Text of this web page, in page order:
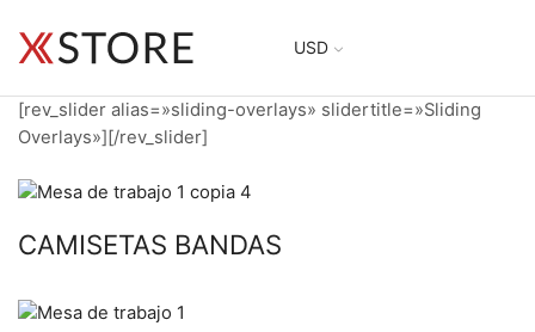
USD
[rev_slider alias=»sliding-overlays» slidertitle=»Sliding
Overlays»][/rev_slider]
CAMISETAS BANDAS